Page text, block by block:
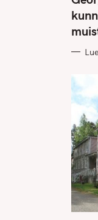
O
R
I
S